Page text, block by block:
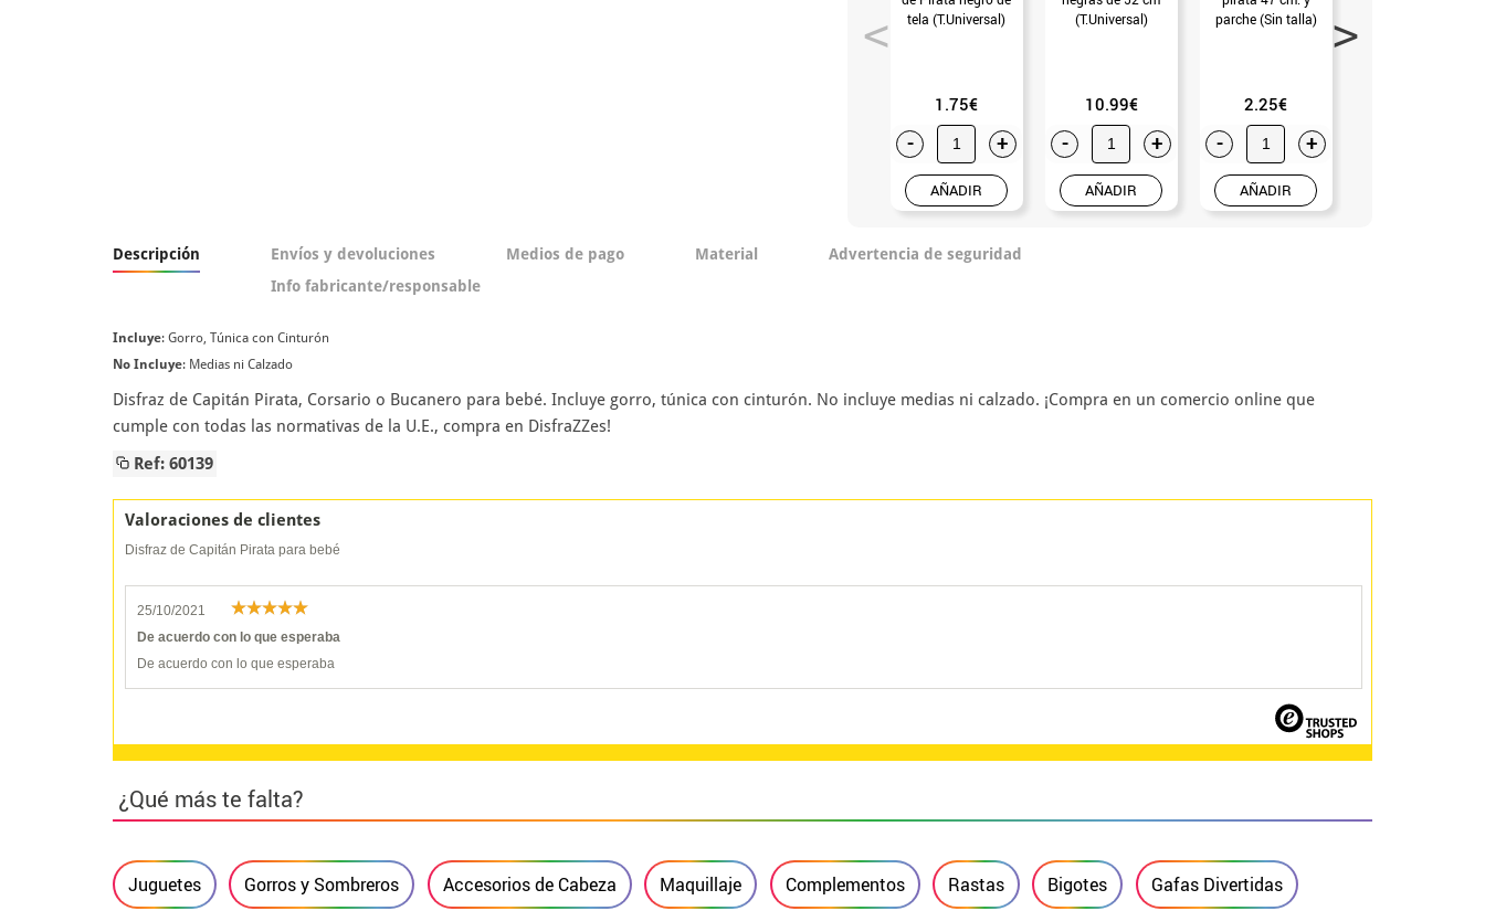
tela (T.Universal)
1.75€
- +
AÑADIR
(T.Universal)
10.99€
- +
AÑADIR
parche (Sin talla)
2.25€
- +
AÑADIR
Descripción Envíos y devoluciones Medios de pago Material
Advertencia de seguridad
Info fabricante/responsable
Incluye: Gorro, Túnica con Cinturón
No Incluye: Medias ni Calzado
Disfraz de Capitán Pirata, Corsario o Bucanero para bebé. Incluye gorro, túnica con cinturón. No incluye medias ni calzado. ¡Compra en un comercio online que
cumple con todas las normativas de la U.E., compra en DisfraZZes!
Ref: 60139
Valoraciones de clientes
Disfraz de Capitán Pirata para bebé
25/10/2021
De acuerdo con lo que esperaba
De acuerdo con lo que esperaba
¿Qué más te falta?
Juguetes Gorros y Sombreros Accesorios de Cabeza Maquillaje Complementos Rastas Bigotes Gafas Divertidas